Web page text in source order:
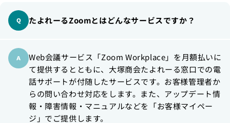
たよれーるZoomとはどんなサービスですか？
Web会議サービス「Zoom Workplace」を月額払いに
て提供するとともに、大塚商会たよれーる窓口での電
話サポートが付随したサービスです。お客様管理者か
らの問い合わせ対応をします。また、アップデート情
報・障害情報・マニュアルなどを「お客様マイペー
ジ」でご提供します。